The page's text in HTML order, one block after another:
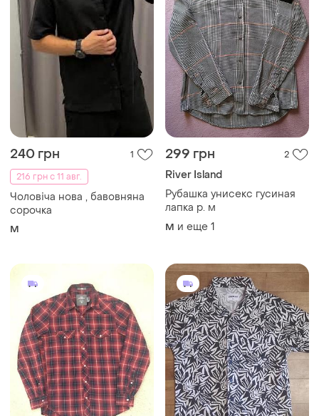
240 грн
1
216 грн с 11 авг.
Чоловіча нова , бавовняна
сорочка
M
299 грн 2
River Island
Рубашка унисекс гусиная
лапка р. м
M и еще 1